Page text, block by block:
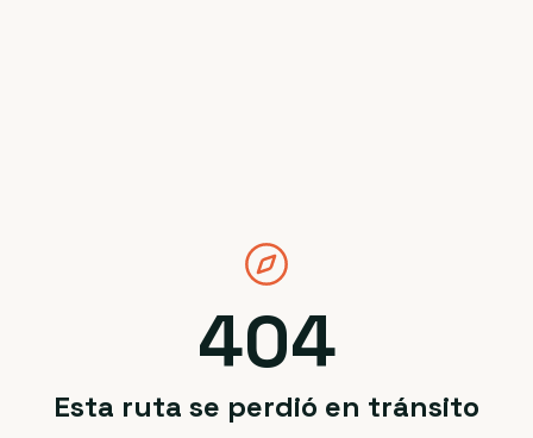
404
Esta ruta se perdió en tránsito